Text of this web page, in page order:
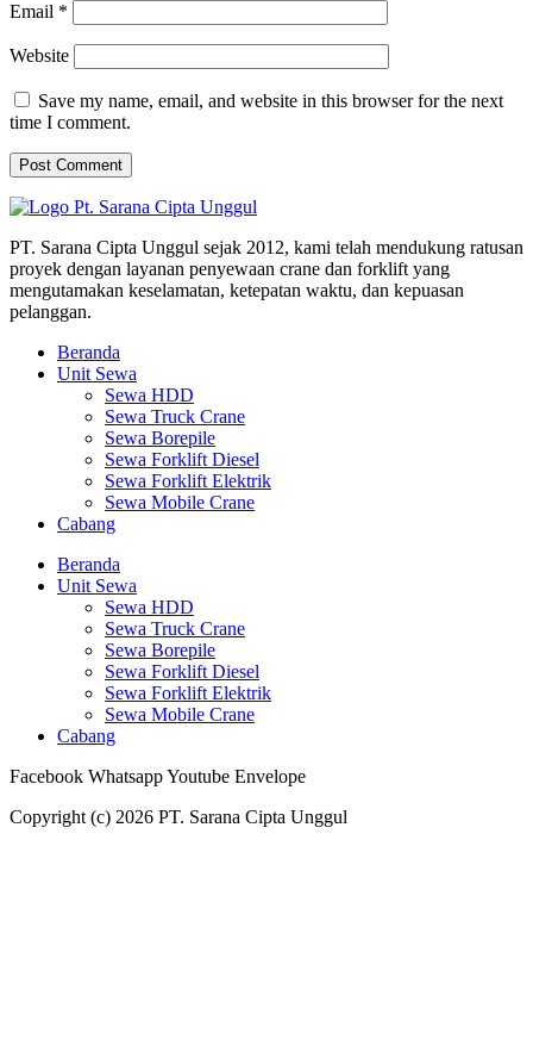
Email *
Website
Save my name, email, and website in this browser for the next
time I comment.
PT. Sarana Cipta Unggul sejak 2012, kami telah mendukung ratusan
proyek dengan layanan penyewaan crane dan forklift yang
mengutamakan keselamatan, ketepatan waktu, dan kepuasan
pelanggan.
Beranda
Unit Sewa
Sewa HDD
Sewa Truck Crane
Sewa Borepile
Sewa Forklift Diesel
Sewa Forklift Elektrik
Sewa Mobile Crane
Cabang
Beranda
Unit Sewa
Sewa HDD
Sewa Truck Crane
Sewa Borepile
Sewa Forklift Diesel
Sewa Forklift Elektrik
Sewa Mobile Crane
Cabang
Facebook WhatsappYoutube Envelope
Copyright (c) 2026 PT. Sarana Cipta Unggul